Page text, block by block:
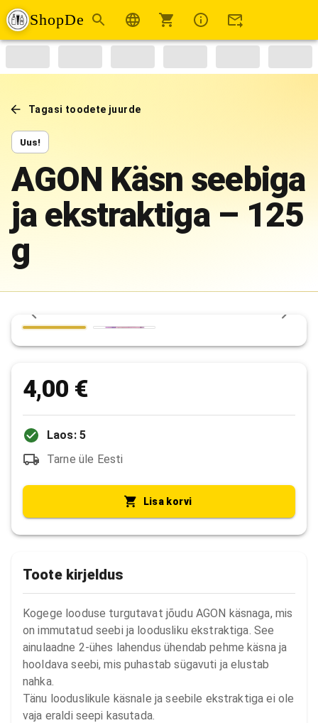
ShopDe
Tagasi toodete juurde
Uus!
AGON Käsn seebiga
ja ekstraktiga – 125
g
4,00 €
Laos: 5
Tarne üle Eesti
Lisa korvi
Toote kirjeldus
Kogege looduse turgutavat jõudu AGON käsnaga, mis
on immutatud seebi ja loodusliku ekstraktiga. See
ainulaadne 2-ühes lahendus ühendab pehme käsna ja
hooldava seebi, mis puhastab sügavuti ja elustab
nahka.
Tänu looduslikule käsnale ja seebile ekstraktiga ei ole
vaja eraldi seepi kasutada.